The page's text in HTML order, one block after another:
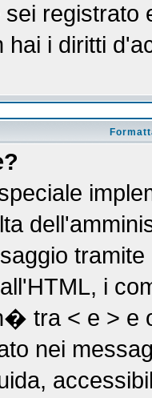
hai i diritti
i
tra < e > e
nei